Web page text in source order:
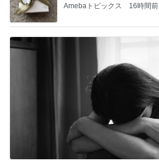
Amebaトピックス 16時間前